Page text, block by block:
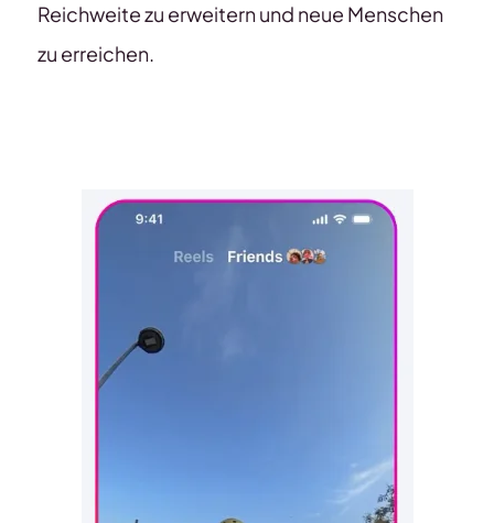
Reichweite zu erweitern und neue Menschen
zu erreichen.